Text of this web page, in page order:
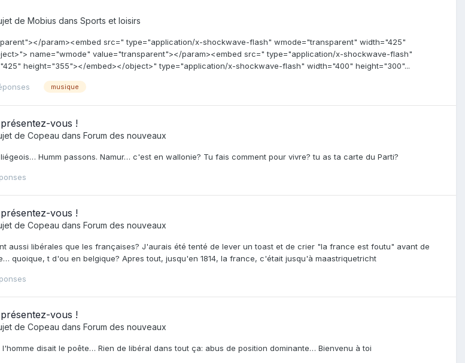
de Mobius dans Sports et loisirs
param><embed src=" type="application/x-shockwave-flash" wmode="transparent" width="425"
name="wmode" value="transparent"></param><embed src=" type="application/x-shockwave-flash"
height="355"></embed></object>" type="application/x-shockwave-flash" width="400" height="300"...
musique
vous !
de Copeau dans Forum des nouveaux
Humm passons. Namur… c'est en wallonie? Tu fais comment pour vivre? tu as ta carte du Parti?
vous !
de Copeau dans Forum des nouveaux
aussi libérales que les françaises? J'aurais été tenté de lever un toast et de crier "la france est foutu" avant de
quoique, t d'ou en belgique? Apres tout, jusqu'en 1814, la france, c'était jusqu'à maastriquetricht
vous !
de Copeau dans Forum des nouveaux
disait le poête… Rien de libéral dans tout ça: abus de position dominante… Bienvenu à toi